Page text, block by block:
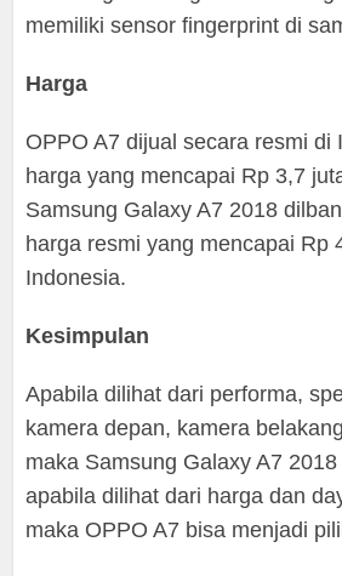
memiliki sensor fingerprint di
Harga
OPPO A7 dijual secara resmi di
harga yang mencapai Rp 3,7
Samsung Galaxy A7 2018
harga resmi yang mencapai Rp
Indonesia.
Kesimpulan
Apabila dilihat dari performa,
kamera depan, kamera
maka Samsung Galaxy A7
apabila dilihat dari harga dan
maka OPPO A7 bisa menjadi